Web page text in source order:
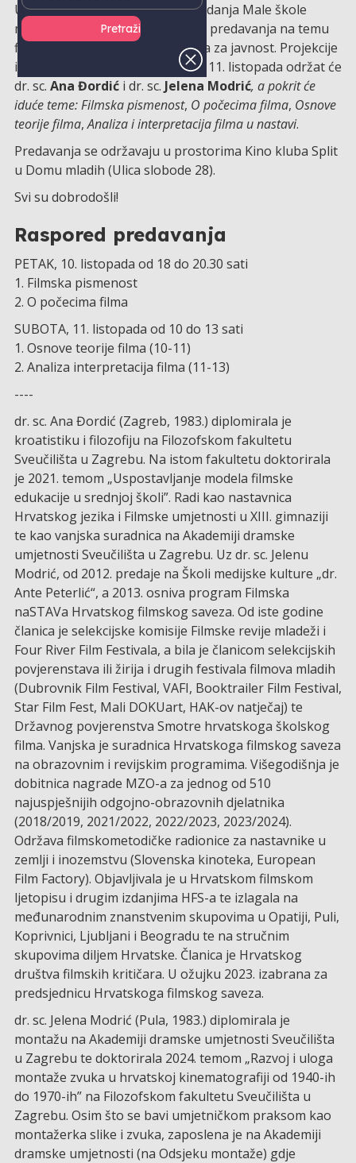
U okviru ovogodišnjeg osmog izdanja Male škole
medijske kulture organiziraju se predavanja na temu
filmske nastave koja su otvorena za javnost. Projekcije
i predavanja u periodu od 10. do 11. listopada održat će
dr. sc. Ana Đordići dr. sc. Jelena Modrić, a pokrit će
iduće teme: Filmska pismenost, O počecima filma, Osnove
teorije filma,Analiza i interpretacija filma u nastavi.
Predavanja se održavaju u prostorima Kino kluba Split
u Domu mladih (Ulica slobode 28).
Svi su dobrodošli!
Raspored predavanja
PETAK, 10. listopada od 18 do 20.30 sati
1. Filmska pismenost
2. O počecima filma
SUBOTA, 11. listopada od 10 do 13 sati
1. Osnove teorije filma (10-11)
2. Analiza interpretacija filma (11-13)
----
dr. sc. Ana Đordić (Zagreb, 1983.) diplomirala je
kroatistiku i filozofiju na Filozofskom fakultetu
Sveučilišta u Zagrebu. Na istom fakultetu doktorirala
je 2021. temom „Uspostavljanje modela filmske
edukacije u srednjoj školi”. Radi kao nastavnica
Hrvatskog jezika i Filmske umjetnosti u XIII. gimnaziji
te kao vanjska suradnica na Akademiji dramske
umjetnosti Sveučilišta u Zagrebu. Uz dr. sc. Jelenu
Modrić, od 2012. predaje na Školi medijske kulture „dr.
Ante Peterlić“, a 2013. osniva program Filmska
naSTAVa Hrvatskog filmskog saveza. Od iste godine
članica je selekcijske komisije Filmske revije mladeži i
Four River Film Festivala, a bila je članicom selekcijskih
povjerenstava ili žirija i drugih festivala filmova mladih
(Dubrovnik Film Festival, VAFI, Booktrailer Film Festival,
Star Film Fest, Mali DOKUart, HAK-ov natječaj) te
Državnog povjerenstva Smotre hrvatskoga školskog
filma. Vanjska je suradnica Hrvatskoga filmskog saveza
na obrazovnim i revijskim programima. Višegodišnja je
dobitnica nagrade MZO-a za jednog od 510
najuspješnijih odgojno-obrazovnih djelatnika
(2018/2019, 2021/2022, 2022/2023, 2023/2024).
Održava filmskometodičke radionice za nastavnike u
zemlji i inozemstvu (Slovenska kinoteka, European
Film Factory). Objavljivala je u Hrvatskom filmskom
ljetopisu i drugim izdanjima HFS-a te izlagala na
međunarodnim znanstvenim skupovima u Opatiji, Puli,
Koprivnici, Ljubljani i Beogradu te na stručnim
skupovima diljem Hrvatske. Članica je Hrvatskog
društva filmskih kritičara. U ožujku 2023. izabrana za
predsjednicu Hrvatskoga filmskog saveza.
dr. sc. Jelena Modrić (Pula, 1983.) diplomirala je
montažu na Akademiji dramske umjetnosti Sveučilišta
u Zagrebu te doktorirala 2024. temom „Razvoj i uloga
montaže zvuka u hrvatskoj kinematografiji od 1940-ih
do 1970-ih” na Filozofskom fakultetu Sveučilišta u
Zagrebu. Osim što se bavi umjetničkom praksom kao
montažerka slike i zvuka, zaposlena je na Akademiji
dramske umjetnosti (na Odsjeku montaže) gdje